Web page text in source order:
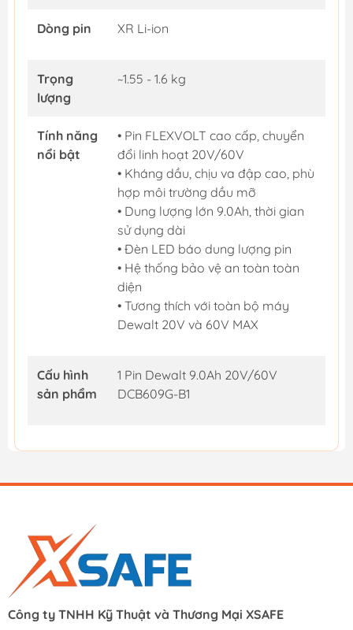
Dòng pin XR Li-ion
Trọng
lượng
~1.55 - 1.6 kg
Tính năng
nổi bật
• Pin FLEXVOLT cao cấp, chuyển
đổi linh hoạt 20V/60V
• Kháng dầu, chịu va đập cao, phù
hợp môi trường dầu mỡ
• Dung lượng lớn 9.0Ah, thời gian
sử dụng dài
• Đèn LED báo dung lượng pin
• Hệ thống bảo vệ an toàn toàn
diện
• Tương thích với toàn bộ máy
Dewalt 20V và 60V MAX
Cấu hình
sản phẩm
1 Pin Dewalt 9.0Ah 20V/60V
DCB609G-B1
Công ty TNHH Kỹ Thuật và Thương Mại XSAFE